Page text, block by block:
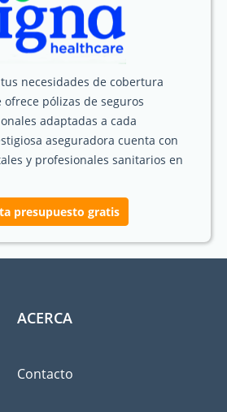
necesidades de cobertura
pólizas de seguros
adaptadas a cada
aseguradora cuenta con
y profesionales sanitarios en
presupuesto gratis
ACERCA
Contacto